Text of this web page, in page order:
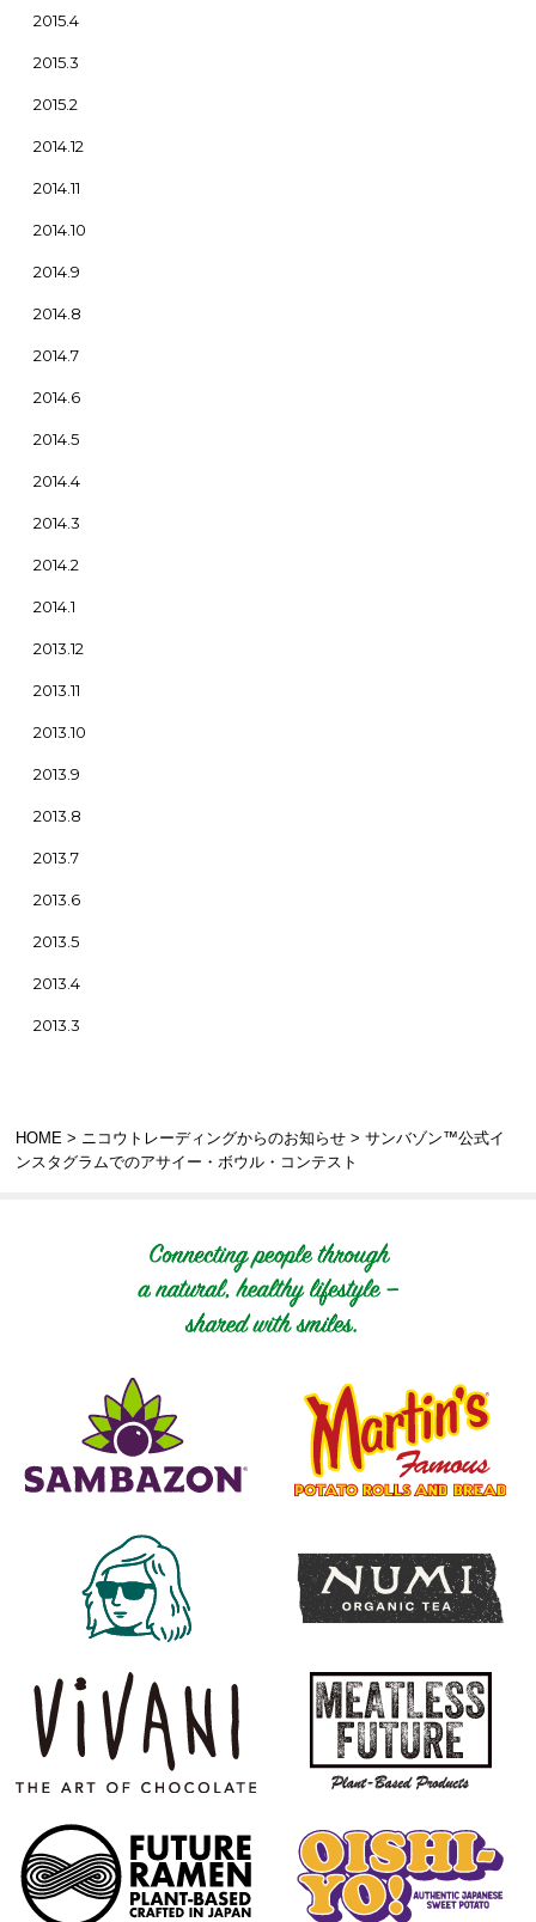
2015.4
2015.3
2015.2
2014.12
2014.11
2014.10
2014.9
2014.8
2014.7
2014.6
2014.5
2014.4
2014.3
2014.2
2014.1
2013.12
2013.11
2013.10
2013.9
2013.8
2013.7
2013.6
2013.5
2013.4
2013.3
HOME > ニコウトレーディングからのお知らせ > サンバゾン™公式イ
ンスタグラムでのアサイー・ボウル・コンテスト